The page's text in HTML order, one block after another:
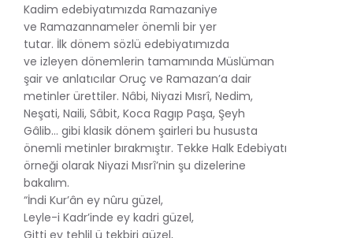
Kadim edebiyatımızda Ramazaniye
ve Ramazannameler önemli bir yer
tutar. İlk dönem sözlü edebiyatımızda
ve izleyen dönemlerin tamamında Müslüman
şair ve anlatıcılar Oruç ve Ramazan’a dair
metinler ürettiler. Nâbi, Niyazi Mısrî, Nedim,
Neşati, Naili, Sâbit, Koca Ragıp Paşa, Şeyh
Gâlib… gibi klasik dönem şairleri bu hususta
önemli metinler bırakmıştır. Tekke Halk Edebiyatı
örneği olarak Niyazi Mısrî’nin şu dizelerine
bakalım.
“İndi Kur’ân ey nûru güzel,
Leyle-i Kadr’inde ey kadri güzel,
Gitti ey tehlil ü tekbiri güzel,